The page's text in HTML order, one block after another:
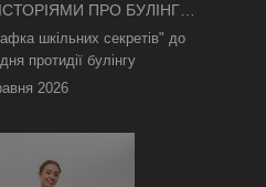
ПРО БУЛІНГ
В КИЄВІ
шкільних секретів" до
протидії булінгу
2026